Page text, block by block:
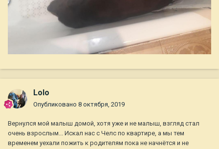
Lolo
Опубликовано 8 октября, 2019
Вернулся мой малыш домой, хотя уже и не малыш, взгляд стал
очень взрослым... Искал нас с Челс по квартире, а мы тем
временем уехали пожить к родителям пока не начнётся и не